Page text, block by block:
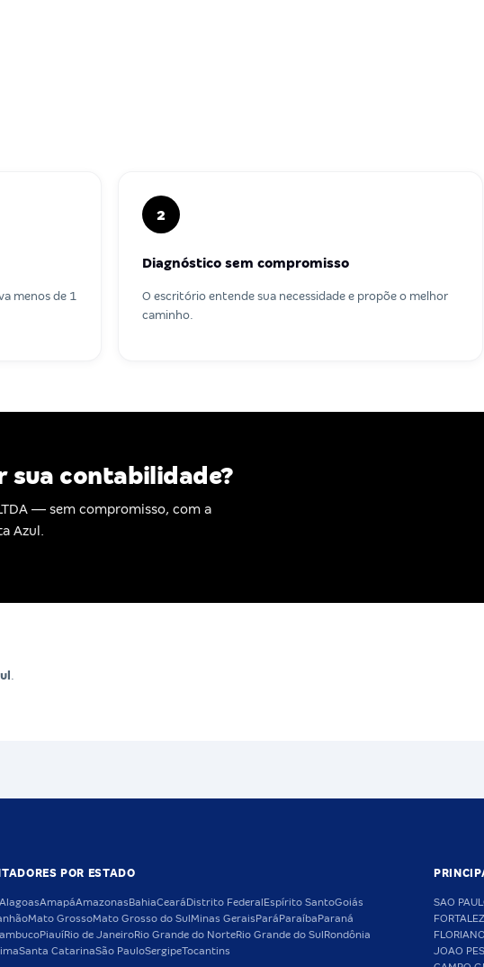
menos de 1
2
Diagnóstico sem compromisso
O escritório entende sua necessidade e propõe o melhor
caminho.
sua contabilidade?
— sem compromisso, com a
Azul.
.
POR ESTADO
AlagoasAmapáAmazonasBahiaCearáDistrito FederalEspírito SantoGoiás
Mato GrossoMato Grosso do SulMinas GeraisParáParaíbaParaná
PiauíRio de JaneiroRio Grande do NorteRio Grande do SulRondônia
Santa CatarinaSão PauloSergipeTocantins
SAO
JOAO